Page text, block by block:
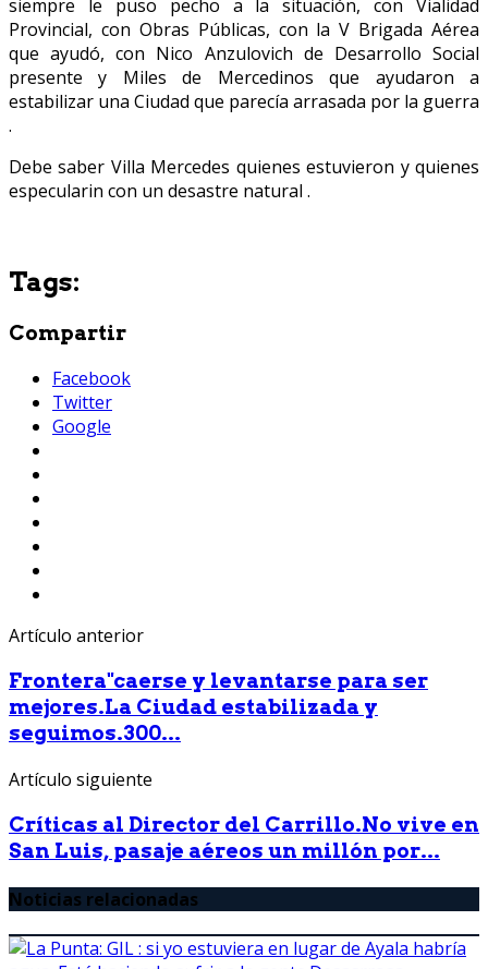
siempre le puso pecho a la situación, con Vialidad
Provincial, con Obras Públicas, con la V Brigada Aérea
que ayudó, con Nico Anzulovich de Desarrollo Social
presente y Miles de Mercedinos que ayudaron a
estabilizar una Ciudad que parecía arrasada por la guerra
.
Debe saber Villa Mercedes quienes estuvieron y quienes
especularin con un desastre natural .
Tags:
Compartir
Facebook
Twitter
Google
Artículo anterior
Frontera"caerse y levantarse para ser
mejores.La Ciudad estabilizada y
seguimos.300...
Artículo siguiente
Críticas al Director del Carrillo.No vive en
San Luis, pasaje aéreos un millón por...
Noticias relacionadas